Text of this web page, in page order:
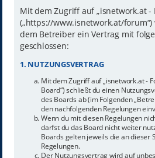
Mit dem Zugriff auf „isnetwork.at -
(„https://www.isnetwork.at/
dem Betreiber ein Vertrag mit
geschlossen:
1. NUTZUNGSVERTRAG
Mit dem Zugriff auf „isnetwork.at -
Board“) schließt du einen
des Boards ab (im Folgenden
den nachfolgenden Regelungen
Wenn du mit diesen Regelungen
darfst du das Board nicht weiter
Boards gelten jeweils die an dieser
Regelungen.
Der Nutzungsvertrag wird auf